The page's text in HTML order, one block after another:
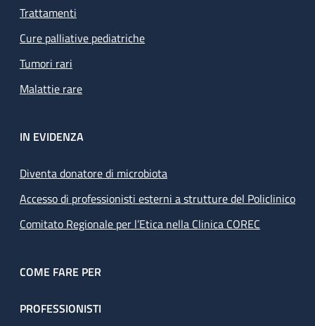
Trattamenti
Cure palliative pediatriche
Tumori rari
Malattie rare
IN EVIDENZA
Diventa donatore di microbiota
Accesso di professionisti esterni a strutture del Policlinico
Comitato Regionale per l’Etica nella Clinica COREC
COME FARE PER
PROFESSIONISTI